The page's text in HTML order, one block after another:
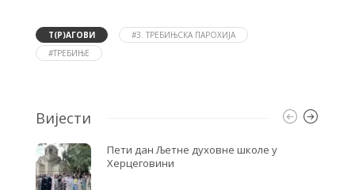
o
o
k
e
r
Т(Р)АГОВИ
#3. ТРЕБИЊСКА ПАРОХИЈА
#ТРЕБИЊЕ
Вијести
Пети дан Љетне духовне школе у
Херцеговини